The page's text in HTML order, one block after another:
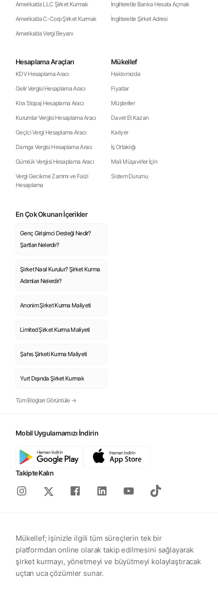
Amerika’da LLC Şirket Kurmak
Amerika’da C-Corp Şirket Kurmak
Amerika’da Vergi Beyanı
İngiltere’de Banka Hesabı Açmak
İngiltere’de Şirket Adresi
Hesaplama Araçları
KDV Hesaplama Aracı
Gelir Vergisi Hesaplama Aracı
Kira Stopaj Hesaplama Aracı
Kurumlar Vergisi Hesaplama Aracı
Geçici Vergi Hesaplama Aracı
Damga Vergisi Hesaplama Aracı
Gümrük Vergisi Hesaplama Aracı
Vergi Gecikme Zammı ve Faizi
Hesaplama
Mükellef
Hakkımızda
Fiyatlar
Müşteriler
Davet Et Kazan
Kariyer
İş Ortaklığı
Mali Müşavirler İçin
Sistem Durumu
En Çok Okunan İçerikler
Genç Girişimci Desteği Nedir?
Şartları Nelerdir?
Şirket Nasıl Kurulur? Şirket Kurma
Adımları Nelerdir?
Anonim Şirket Kurma Maliyeti
Limited Şirket Kurma Maliyeti
Şahıs Şirketi Kurma Maliyeti
Yurt Dışında Şirket Kurmak
Tüm Blogları Görüntüle →
Mobil Uygulamamızı İndirin
Takipte Kalın
Instagram
X FacebookLinkedinYoutubeTiktok
Mükellef; işinizle ilgili tüm süreçlerin tek bir
platformdan online olarak takip edilmesini sağlayarak
şirket kurmayı, yönetmeyi ve büyütmeyi kolaylaştıracak
uçtan uca çözümler sunar.